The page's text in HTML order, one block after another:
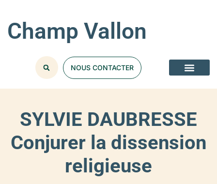
Champ Vallon
NOUS CONTACTER
SYLVIE DAUBRESSE
Conjurer la dissension
religieuse